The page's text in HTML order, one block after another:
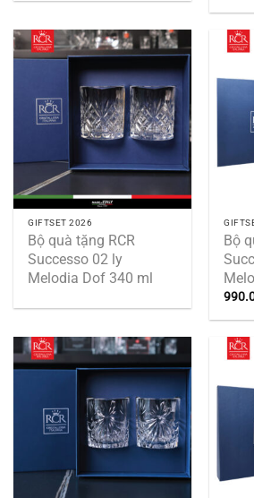
GIFTSET 2026
Bộ quà tặng RCR
Successo 02 ly
Melodia Dof 340 ml
Bộ